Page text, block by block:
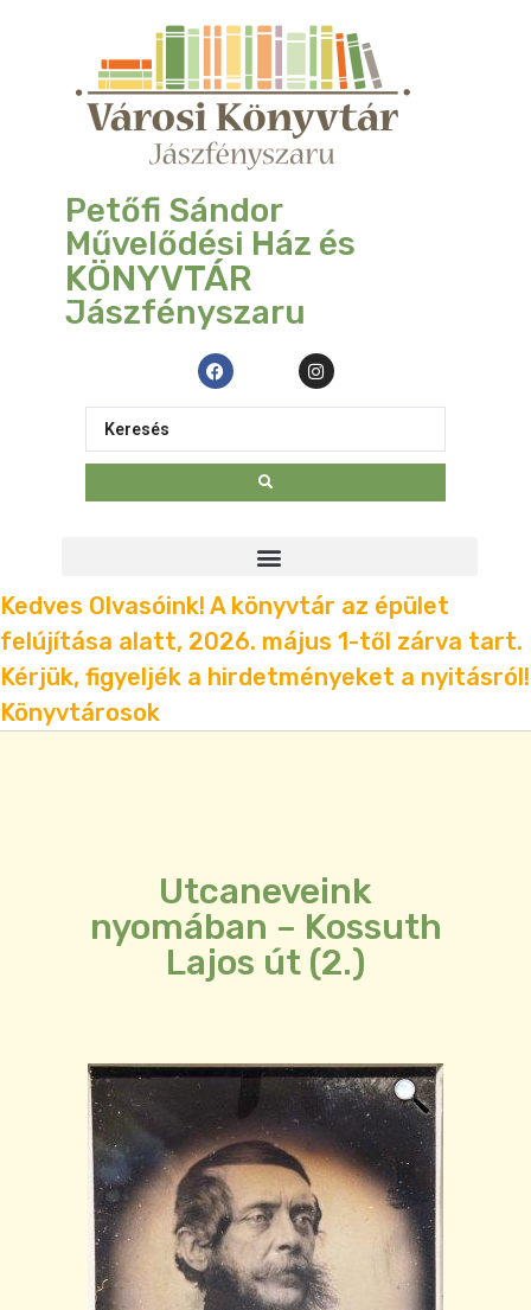
Petőfi Sándor
Művelődési Ház és
KÖNYVTÁR
Jászfényszaru
Kedves Olvasóink! A könyvtár az épület
felújítása alatt, 2026. május 1-től zárva tart.
Kérjük, figyeljék a hirdetményeket a nyitásról!
Könyvtárosok
Utcaneveink
nyomában – Kossuth
Lajos út (2.)